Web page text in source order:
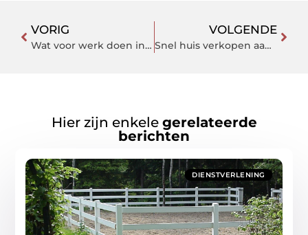
VORIG
Wat voor werk doen ingenieurs?
VOLGENDE
Snel huis verkopen aan opkoper
Hier zijn enkele gerelateerde
berichten
DIENSTVERLENING